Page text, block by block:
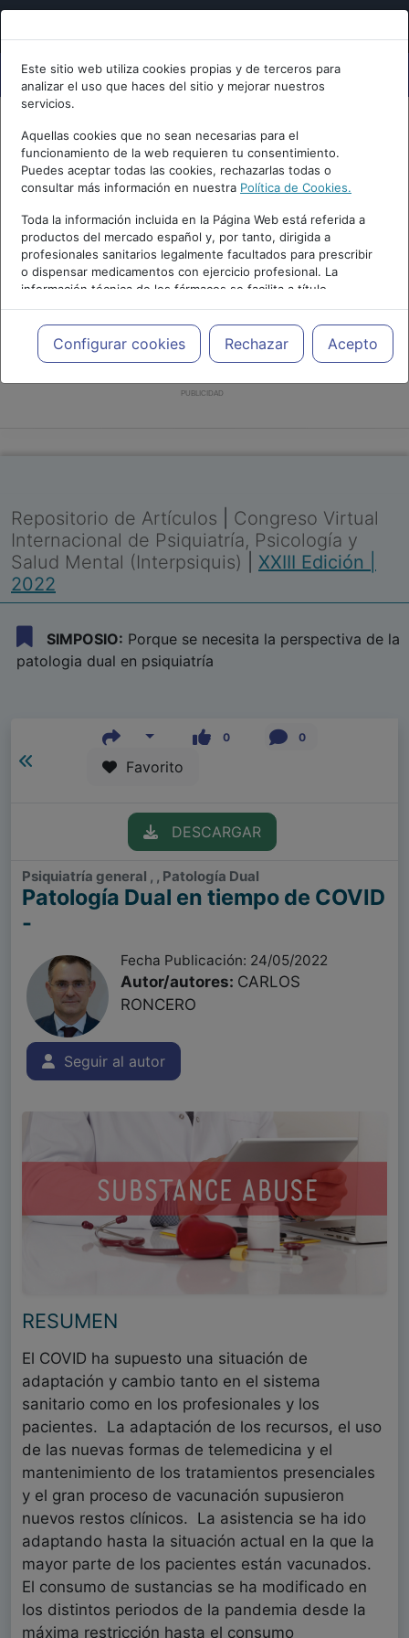
Este sitio web utiliza cookies propias y de terceros para
analizar el uso que haces del sitio y mejorar nuestros
servicios.
Aquellas cookies que no sean necesarias para el
funcionamiento de la web requieren tu consentimiento.
Puedes aceptar todas las cookies, rechazarlas todas o
consultar más información en nuestra Política de Cookies.
Toda la información incluida en la Página Web está referida a
productos del mercado español y, por tanto, dirigida a
profesionales sanitarios legalmente facultados para prescribir
o dispensar medicamentos con ejercicio profesional. La
información técnica de los fármacos se facilita a título
meramente informativo, siendo responsabilidad de los
profesionales facultados prescribir medicamentos y decidir, en
cada caso concreto, el tratamiento más adecuado a las
necesidades del paciente.
Configurar cookies Rechazar Acepto
PUBLICIDAD
Repositorio de Artículos
Congreso Virtual
Internacional de Psiquiatría, Psicología y
Salud Mental (Interpsiquis)
XXIII Edición |
2022
SIMPOSIO: Porque se necesita la perspectiva de la
patologia dual en psiquiatría
0 0
Favorito
DESCARGAR
Psiquiatría general , , Patología Dual
Patología Dual en tiempo de COVID
-
Fecha Publicación: 24/05/2022
Autor/autores: CARLOS
RONCERO
Seguir al autor
RESUMEN
El COVID ha supuesto una situación de
adaptación y cambio tanto en el sistema
sanitario como en los profesionales y los
pacientes. La adaptación de los recursos, el uso
de las nuevas formas de telemedicina y el
mantenimiento de los tratamientos presenciales
y el gran proceso de vacunación supusieron
nuevos restos clínicos. La asistencia se ha ido
adaptando hasta la situación actual en la que la
mayor parte de los pacientes están vacunados.
El consumo de sustancias se ha modificado en
los distintos periodos de la pandemia desde la
máxima restricción hasta el consumo